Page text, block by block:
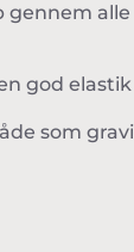
gennem
god
som